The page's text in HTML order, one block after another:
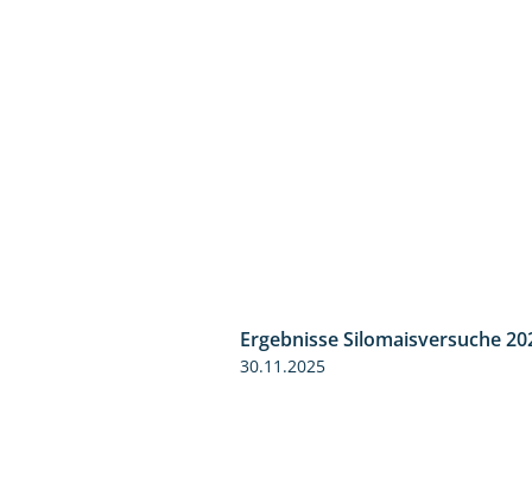
Ergebnisse Silomaisversuche
30.11.2025